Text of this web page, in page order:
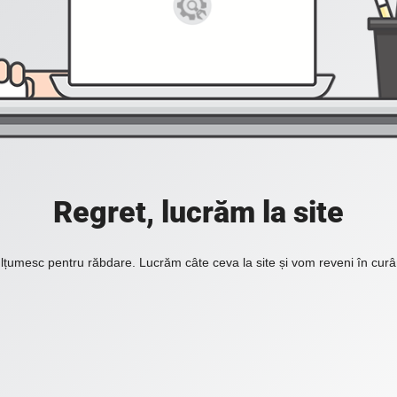
Regret, lucrăm la site
pentru răbdare. Lucrăm câte ceva la site și vom reveni în